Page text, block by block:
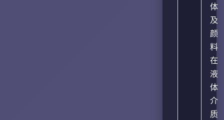
体
及
颜
料
在
液
体
介
质